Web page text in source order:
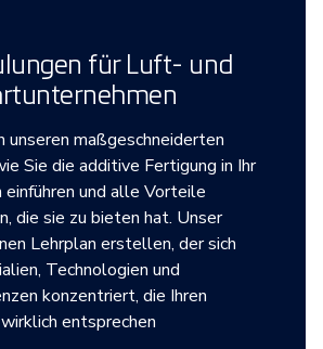
für Luft- und
unseren maßgeschneiderten
Sie die additive Fertigung in Ihr
einführen und alle Vorteile
die sie zu bieten hat. Unser
Lehrplan erstellen, der sich
Technologien und
konzentriert, die Ihren
entsprechen